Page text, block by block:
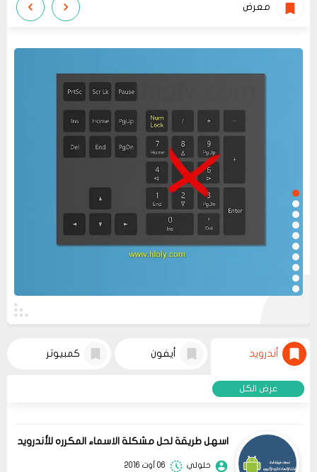
معرض
أندرويد أيفون كمبيوتر
عرض الكل
اسهل طريقة لحل مشكلة الاسماء المكرره للأندرويد
حلولي 06 أوت 2016